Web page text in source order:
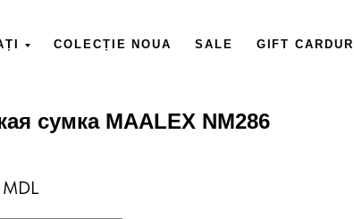
COLECȚIE NOUA SALE GIFT CARDURI
сумка MAALEX NM286
MDL